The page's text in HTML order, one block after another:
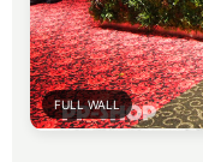
FULL WALL